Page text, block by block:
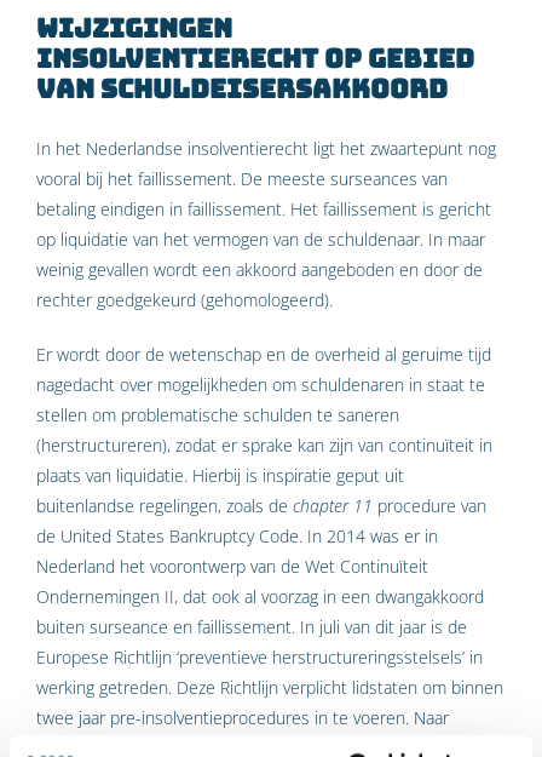
Wijzigingen
insolventierecht op gebied
van schuldeisersakkoord
In het Nederlandse insolventierecht ligt het zwaartepunt nog
vooral bij het faillissement. De meeste surseances van
betaling eindigen in faillissement. Het faillissement is gericht
op liquidatie van het vermogen van de schuldenaar. In maar
weinig gevallen wordt een akkoord aangeboden en door de
rechter goedgekeurd (gehomologeerd).
Er wordt door de wetenschap en de overheid al geruime tijd
nagedacht over mogelijkheden om schuldenaren in staat te
stellen om problematische schulden te saneren
(herstructureren), zodat er sprake kan zijn van continuïteit in
plaats van liquidatie. Hierbij is inspiratie geput uit
buitenlandse regelingen, zoals de chapter 11 procedure van
de United States Bankruptcy Code. In 2014 was er in
Nederland het voorontwerp van de Wet Continuïteit
Ondernemingen II, dat ook al voorzag in een dwangakkoord
buiten surseance en faillissement. In juli van dit jaar is de
Europese Richtlijn ‘preventieve herstructureringsstelsels’ in
werking getreden. Deze Richtlijn verplicht lidstaten om binnen
twee jaar pre-insolventieprocedures in te voeren. Naar
aanleiding van de Richtlijn zijn wijzigingen in het Nederlandse